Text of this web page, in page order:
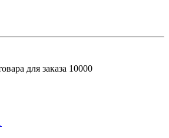
для заказа 10000